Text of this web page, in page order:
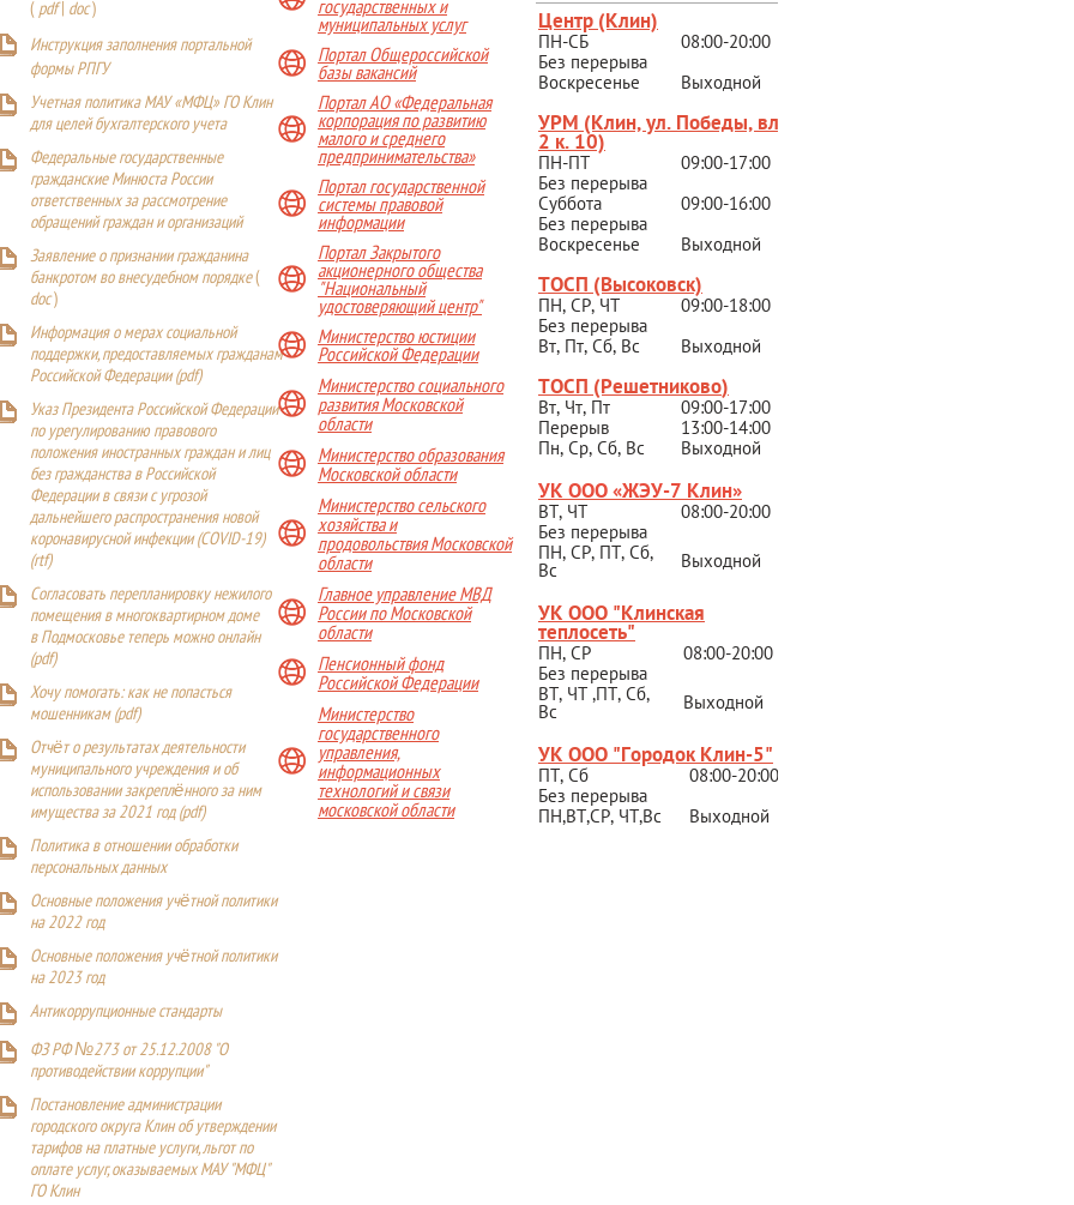
(pdf| doc)
Инструкция заполнения портальной
формы РПГУ
Учетная политика МАУ «МФЦ» ГО Клин
для целей бухгалтерского учета
Федеральные государственные
гражданские Минюста России
ответственных за рассмотрение
обращений граждан и организаций
Заявление о признании гражданина
банкротом во внесудебном порядке(
doc)
Информация о мерах социальной
поддержки, предоставляемых гражданам
Российской Федерации (pdf)
Указ Президента Российской Федерации
по урегулированию правового
положения иностранных граждан и лиц
без гражданства в Российской
Федерации в связи с угрозой
дальнейшего распространения новой
коронавирусной инфекции (COVID-19)
(rtf)
Согласовать перепланировку нежилого
помещения в многоквартирном доме
в Подмосковье теперь можно онлайн
(pdf)
Хочу помогать: как не попасться
мошенникам (pdf)
Отчёт о результатах деятельности
муниципального учреждения и об
использовании закреплённого за ним
имущества за 2021 год (pdf)
Политика в отношении обработки
персональных данных
Основные положения учётной политики
на 2022 год
Основные положения учётной политики
на 2023 год
Антикоррупционные стандарты
ФЗ РФ №273 от 25.12.2008 "О
противодействии коррупции"
Постановление администрации
городского округа Клин об утверждении
тарифов на платные услуги, льгот по
оплате услуг, оказываемых МАУ "МФЦ"
ГО Клин
государственных и
муниципальных услуг
Портал Общероссийской
базы вакансий
Портал АО «Федеральная
корпорация по развитию
малого и среднего
предпринимательства»
Портал государственной
системы правовой
информации
Портал Закрытого
акционерного общества
"Национальный
удостоверяющий центр"
Министерство юстиции
Российской Федерации
Министерство социального
развития Московской
области
Министерство образования
Московской области
Министерство сельского
хозяйства и
продовольствия Московской
области
Главное управление МВД
России по Московской
области
Пенсионный фонд
Российской Федерации
Министерство
государственного
управления,
информационных
технологий и связи
московской области
Центр (Клин)
ПН-СБ
08:00-20:00
Без перерыва
Воскресенье
Выходной
УРМ (Клин, ул. Победы, вл.
2 к. 10)
ПН-ПТ
09:00-17:00
Без перерыва
Суббота
09:00-16:00
Без перерыва
Воскресенье
Выходной
ТОСП (Высоковск)
ПН, СР, ЧТ
09:00-18:00
Без перерыва
Вт, Пт, Сб, Вс
Выходной
ТОСП (Решетниково)
Вт, Чт, Пт
09:00-17:00
Перерыв
13:00-14:00
Пн, Ср, Сб, Вс
Выходной
УК ООО «ЖЭУ-7 Клин»
ВТ, ЧТ
08:00-20:00
Без перерыва
ПН, СР, ПТ, Сб,
Вс Выходной
УК ООО "Клинская
теплосеть"
ПН, СР
08:00-20:00
Без перерыва
ВТ, ЧТ ,ПТ, Сб,
Вс Выходной
УК ООО "Городок Клин-5"
ПТ, Сб
08:00-20:00
Без перерыва
ПН,ВТ,СР, ЧТ,Вс Выходной